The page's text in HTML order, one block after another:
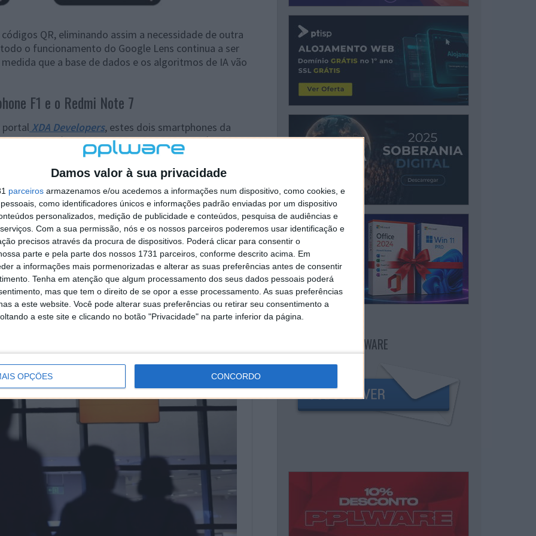
Damos valor à sua privacidade
parceiros armazenamos e/ou acedemos a informações num dispositivo, como cookies, e
como identificadores únicos e informações padrão enviadas por um dispositivo
personalizados, medição de publicidade e conteúdos, pesquisa de audiências e
Com a sua permissão, nós e os nossos parceiros poderemos usar identificação e
precisos através da procura de dispositivos. Poderá clicar para consentir o
parte e pela parte dos nossos 1731 parceiros, conforme descrito acima. Em
a informações mais pormenorizadas e alterar as suas preferências antes de consentir
Tenha em atenção que algum processamento dos seus dados pessoais poderá
mas que tem o direito de se opor a esse processamento. As suas preferências
a este website. Você pode alterar suas preferências ou retirar seu consentimento a
a este site e clicando no botão "Privacidade" na parte inferior da página.
OPÇÕES CONCORDO
QR, eliminando assim a necessidade de outra
o funcionamento do Google Lens continua a ser
que a base de dados e os algoritmos de IA vão
F1 e o Redmi Note 7
portal XDA Developers, estes dois smartphones da
Lens. Aliás, esta nova ferramenta chegará ainda ao
nosso mercado, mas que encontra paralelo no
Lens a vários dispositivos com a assinatura da
F1, ao Redmi Note 7, bem como ao Redmi
Y2, um dispositivo que encontra bastante procura nos
próximas atualizações da MIUI receberá todas as
ferramenta da Google que ficará ao seu dispor e cujo
poderá descarregar a aplicação através da
NEWSLETTER PPLWARE